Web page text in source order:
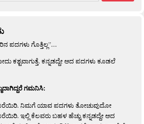
ಪದಗಳು ಗೊತ್ತಿಲ್ಲ”…
ಕಶ್ಟವಾಗುತ್ತೆ. ಕನ್ನಡದ್ದೇ ಆದ ಪದಗಳು ಕೂಡಲೆ
ಗಮನಿಸಿ:
ನಿಮಗೆ ಯಾವ ಪದಗಳು ತೋಚುವುದೋ
ಇಲ್ಲಿ ಕೆಲವರು ಬಹಳ ಹೆಚ್ಚು ಕನ್ನಡದ್ದೇ ಆದ